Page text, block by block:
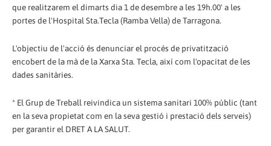
que realitzarem el dimarts dia 1 de desembre a les 19h.00' a les
portes de l'Hospital Sta.Tecla (Ramba Vella) de Tarragona.
L'objectiu de l'acció és denunciar el procés de privatització
encobert de la mà de la Xarxa Sta. Tecla, així com l'opacitat de les
dades sanitàries.
* El Grup de Treball reivindica un sistema sanitari 100% públic (tant
en la seva propietat com en la seva gestió i prestació dels serveis)
per garantir el DRET A LA SALUT.